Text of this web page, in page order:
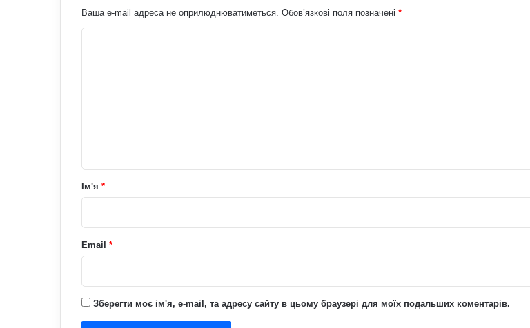
Що означає число 00:01 на
Ваша e-mail адреса не оприлюднюватиметься. Обов’язкові поля позначені *
рІм'я *
Email *
Зберегти моє ім'я, e-mail, та адресу сайту в цьому браузері для моїх подальших коментарів.